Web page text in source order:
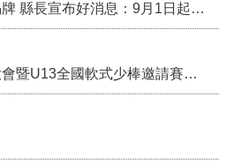
苗栗親子館暨托嬰中心揭牌 縣長宣布好消息：9月1日起調降臨時托嬰費用
第二屆台灣火星人棒球大會暨U13全國軟式少棒邀請賽在苗栗舉辦